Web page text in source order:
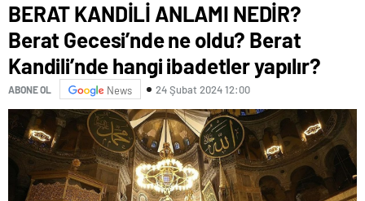
BERAT KANDİLİ ANLAMI NEDİR?
Berat Gecesi’nde ne oldu? Berat
Kandili’nde hangi ibadetler yapılır?
ABONE OL News 24 Şubat 2024 12:00